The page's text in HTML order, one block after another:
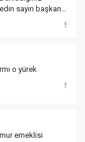
sayın başkan…
o yürek
emeklisi